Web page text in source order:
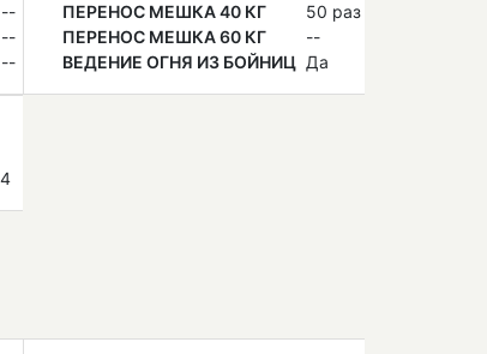
--
--
--
ПЕРЕНОС МЕШКА 40 КГ
50 раз
ПЕРЕНОС МЕШКА 60 КГ
--
ВЕДЕНИЕ ОГНЯ ИЗ БОЙНИЦ Да